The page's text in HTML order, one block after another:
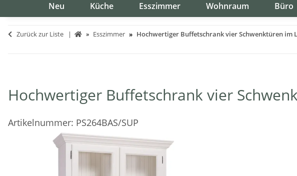
Neu Küche Esszimmer Wohnraum Büro
Zurück zur Liste Esszimmer Hochwertiger Buffetschrank vier Schwenktüren im
Hochwertiger Buffetschrank vier
Artikelnummer: PS264BAS/SUP